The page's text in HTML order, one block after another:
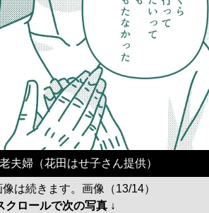
夫婦（花田はせ子さん提供）
は続きます。画像（13/14）
クロールで次の写真 ↓